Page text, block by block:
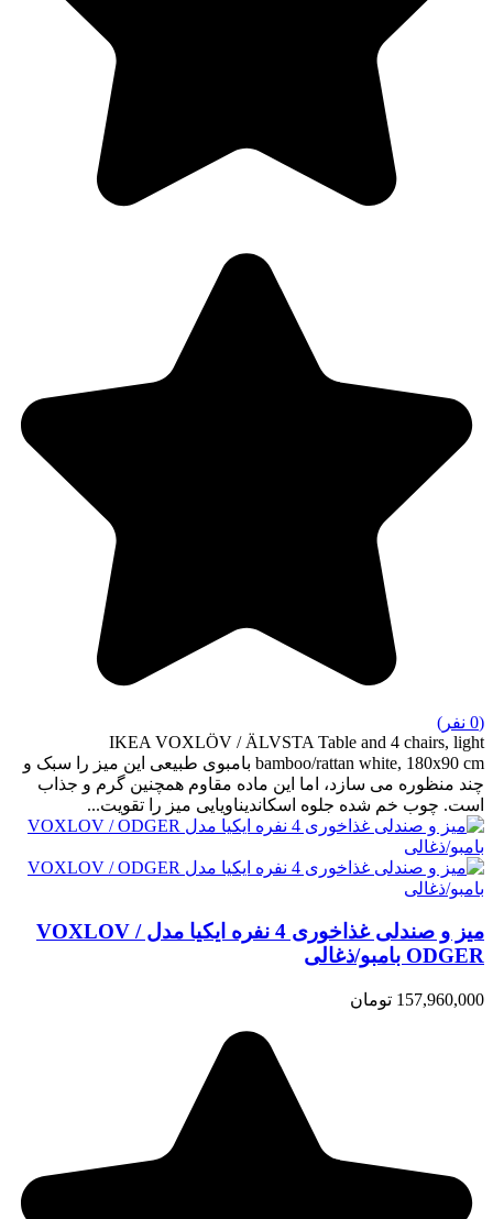
(0 نفر)
IKEA VOXLÖV / ÄLVSTA Table and 4 chairs, light
bamboo/rattan white, 180x90 cm بامبوی طبیعی این میز را سبک و
چند منظوره می سازد، اما این ماده مقاوم همچنین گرم و جذاب
است. چوب خم شده جلوه اسکاندیناویایی میز را تقویت...
میز و صندلی غذاخوری 4 نفره ایکیا مدل VOXLOV /
ODGER بامبو/ذغالی
157,960,000 تومان